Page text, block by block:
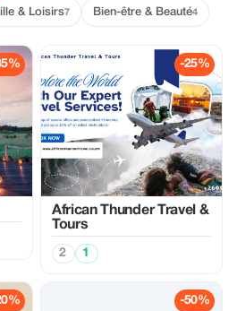
& Loisirs7 Bien-être & Beauté4
-25%
African Thunder Travel &
Tours
2 1
-50%